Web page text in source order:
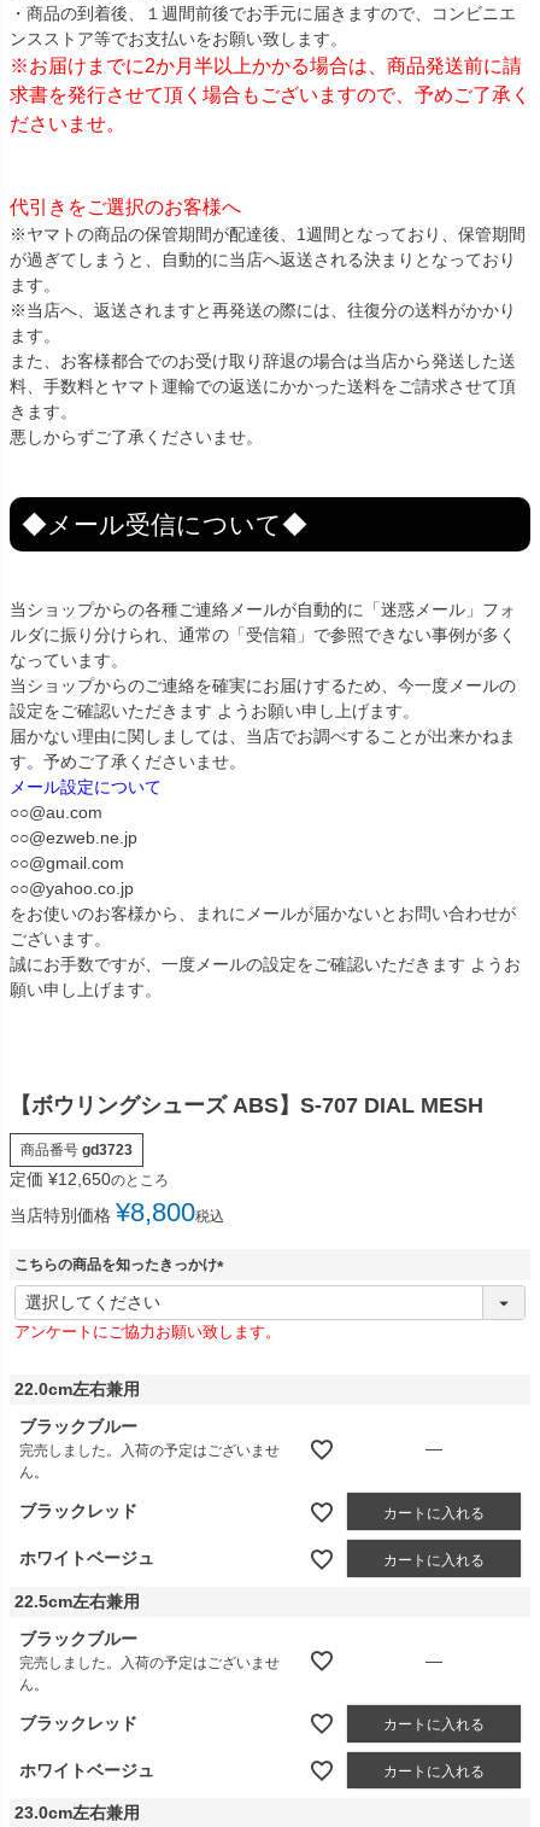
・商品の到着後、１週間前後でお手元に届きますので、コンビニエ
ンスストア等でお支払いをお願い致します。
※お届けまでに2か月半以上かかる場合は、商品発送前に請
求書を発行させて頂く場合もございますので、予めご了承く
ださいませ。
代引きをご選択のお客様へ
※ヤマトの商品の保管期間が配達後、1週間となっており、保管期間
が過ぎてしまうと、自動的に当店へ返送される決まりとなっており
ます。
※当店へ、返送されますと再発送の際には、往復分の送料がかかり
ます。
また、お客様都合でのお受け取り辞退の場合は当店から発送した送
料、手数料とヤマト運輸での返送にかかった送料をご請求させて頂
きます。
悪しからずご了承くださいませ。
◆メール受信について◆
当ショップからの各種ご連絡メールが自動的に「迷惑メール」フォ
ルダに振り分けられ、通常の「受信箱」で参照できない事例が多く
なっています。
当ショップからのご連絡を確実にお届けするため、今一度メールの
設定をご確認いただきます ようお願い申し上げます。
届かない理由に関しましては、当店でお調べすることが出来かねま
す。予めご了承くださいませ。
メール設定について
○○@au.com
○○@ezweb.ne.jp
○○@gmail.com
○○@yahoo.co.jp
をお使いのお客様から、まれにメールが届かないとお問い合わせが
ございます。
誠にお手数ですが、一度メールの設定をご確認いただきます ようお
願い申し上げます。
【ボウリングシューズ ABS】S-707 DIAL MESH
商品番号 gd3723
定価 ¥12,650のところ
当店特別価格 ¥8,800税込
こちらの商品を知ったきっかけ
(
須
アンケートにご協力お願い致します。
22.0cm左右兼用
ブラックブルー
完売しました。入荷の予定はございませ
ん。
—
ブラックレッド カートに入れる
ホワイトベージュ カートに入れる
22.5cm左右兼用
ブラックブルー
完売しました。入荷の予定はございませ
ん。
—
ブラックレッド カートに入れる
ホワイトベージュ カートに入れる
23.0cm左右兼用